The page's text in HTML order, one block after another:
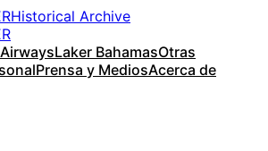
Historical Archive
Laker BahamasOtras
Prensa y MediosAcerca de